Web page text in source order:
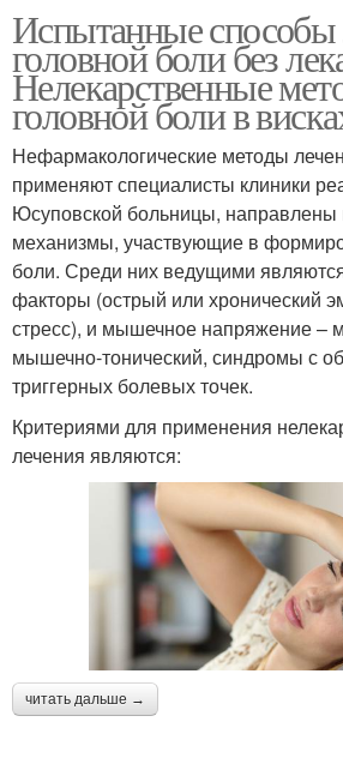
Испытанные способы
головной боли без
Нелекарственные
головной боли в
Нефармакологические методы
применяют специалисты клиники
Юсуповской больницы,
механизмы, участвующие в
боли. Среди них ведущими
факторы (острый или хронический
стресс), и мышечное напряжение –
мышечно-тонический, синдромы с
триггерных болевых точек.
Критериями для применения
лечения являются:
читать дальше →